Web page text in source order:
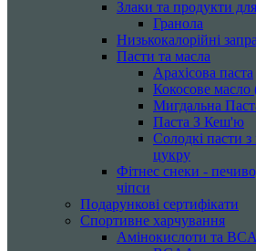
Злаки та продукти
Гранола
Низькокалорійні
Пасти та масла
Арахісова паста
Кокосове
Мигдальна
Паста З Кеш'ю
Солодкі пасти
цукру
Фітнес снеки -
чіпси
Подарункові сертифікати
Спортивне харчування
Амінокислоти та